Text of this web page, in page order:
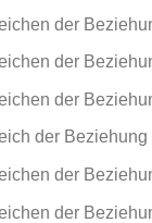
der
der
der
der
der
der